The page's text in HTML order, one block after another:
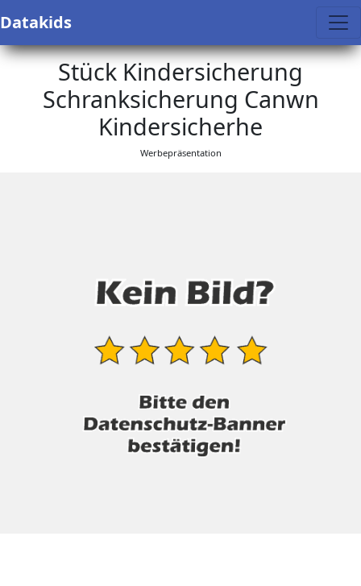
Datakids
Stück Kindersicherung
Schranksicherung Canwn
Kindersicherhe
Werbepräsentation